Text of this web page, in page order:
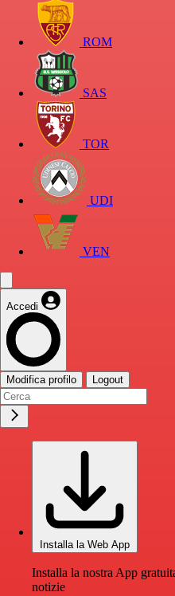
ROM
SAS
TOR
UDI
VEN
Accedi
Modifica profilo Logout
Installa la Web App
Installa la nostra App
notizie